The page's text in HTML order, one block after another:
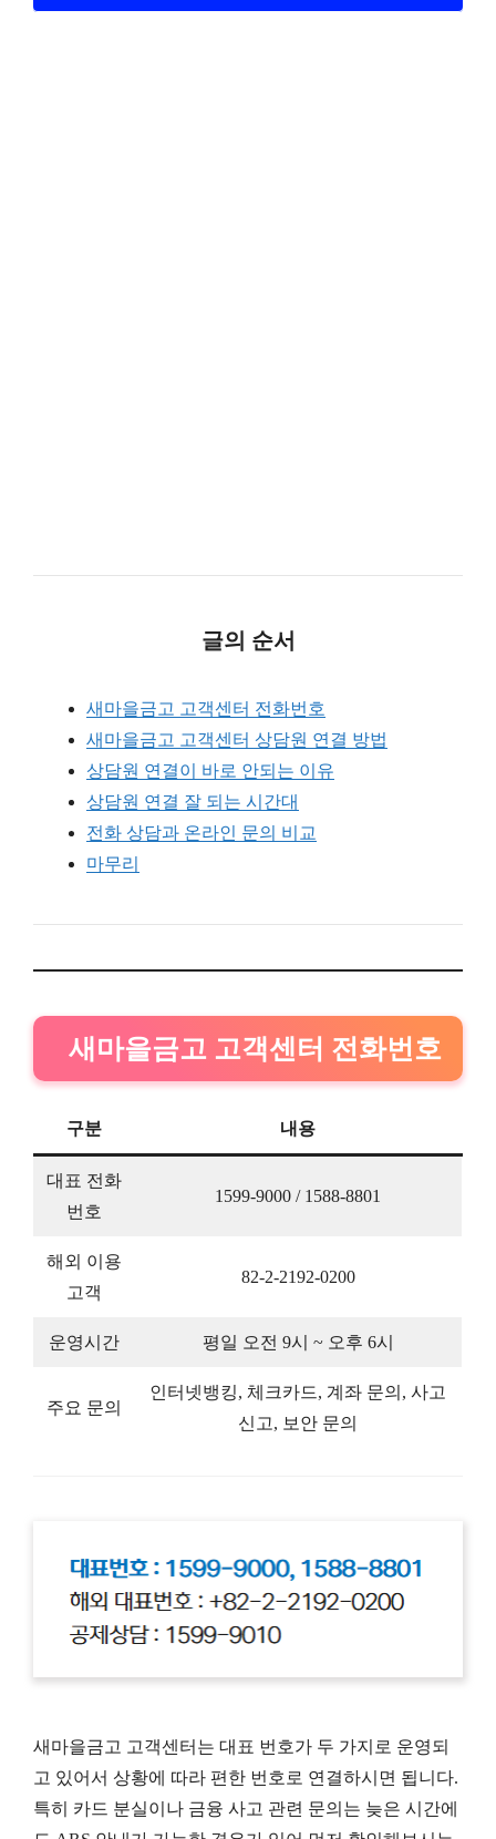
글의 순서
새마을금고 고객센터 전화번호
새마을금고 고객센터 상담원 연결 방법
상담원 연결이 바로 안되는 이유
상담원 연결 잘 되는 시간대
전화 상담과 온라인 문의 비교
마무리
새마을금고 고객센터 전화번호
구분 내용
대표 전화
번호
1599-9000 / 1588-8801
해외 이용
고객
82-2-2192-0200
운영시간 평일 오전 9시 ~ 오후 6시
주요 문의
인터넷뱅킹, 체크카드, 계좌 문의, 사고
신고, 보안 문의
새마을금고 고객센터는 대표 번호가 두 가지로 운영되
고 있어서 상황에 따라 편한 번호로 연결하시면 됩니다.
특히 카드 분실이나 금융 사고 관련 문의는 늦은 시간에